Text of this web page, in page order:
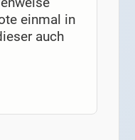
einmal in
auch